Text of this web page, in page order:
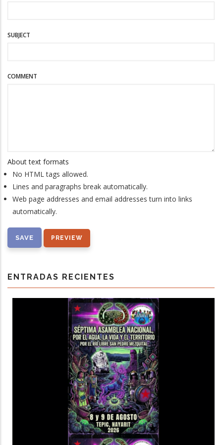
SUBJECT
COMMENT
About text formats
No HTML tags allowed.
Lines and paragraphs break automatically.
Web page addresses and email addresses turn into links
automatically.
ENTRADAS RECIENTES